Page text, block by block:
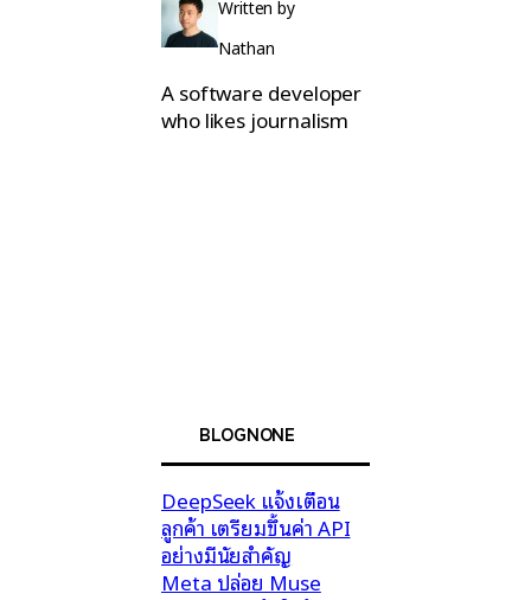
Written by
Nathan
A software developer
who likes journalism
BLOGNONE
DeepSeek แจ้งเตือน
ลูกค้า เตรียมขึ้นค่า API
อย่างมีนัยสำคัญ
Meta ปล่อย Muse